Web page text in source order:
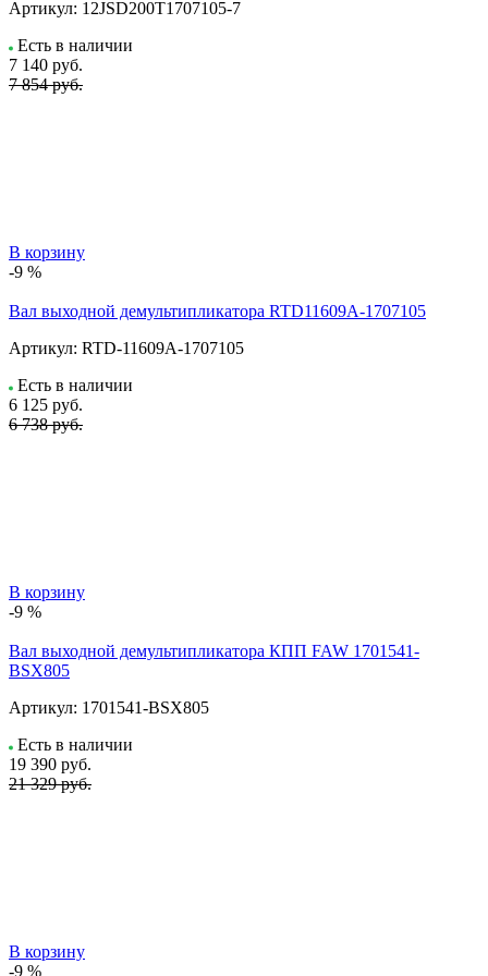
Артикул: 12JSD200T1707105-7
Есть в наличии
7 140 руб.
7 854 руб.
В корзину
-9 %
Вал выходной демультипликатора RTD11609A-1707105
Артикул: RTD-11609A-1707105
Есть в наличии
6 125 руб.
6 738 руб.
В корзину
-9 %
Вал выходной демультипликатора КПП FAW 1701541-
BSX805
Артикул: 1701541-BSX805
Есть в наличии
19 390 руб.
21 329 руб.
В корзину
-9 %